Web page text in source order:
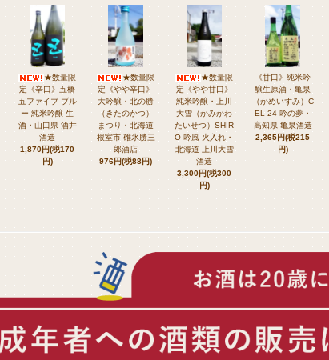
★数量限
定《辛口》五橋
五ファイブ ブル
ー 純米吟醸 生
酒・山口県 酒井
酒造
1,870円(税170
円)
★数量限
定《やや辛口》
大吟醸・北の勝
（きたのかつ）
まつり・北海道
根室市 碓氷勝三
郎酒店
976円(税88円)
★数量限
定《やや甘口》
純米吟醸・上川
大雪（かみかわ
たいせつ）SHIR
O 吟風 火入れ・
北海道 上川大雪
酒造
3,300円(税300
円)
《甘口》純米吟
醸生原酒・亀泉
（かめいずみ）C
EL-24 吟の夢・
高知県 亀泉酒造
2,365円(税215
円)